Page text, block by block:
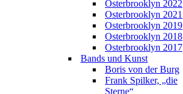
Osterbrooklyn 2022
Osterbrooklyn 2021
Osterbrooklyn 2019
Osterbrooklyn 2018
Osterbrooklyn 2017
Bands und Kunst
Boris von der Burg
Frank Spilker, „die
Sterne“